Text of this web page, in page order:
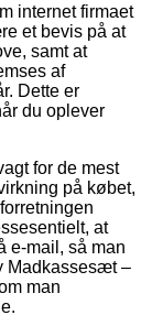
internet firmaet
et bevis på at
samt at
af
Dette er
du oplever
for de mest
på købet,
at
e-mail, så man
Madkassesæt –
man